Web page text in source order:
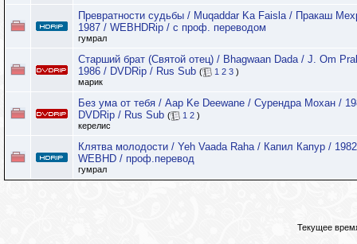
Превратности судьбы / Muqaddar Ka Faisla / Пракаш
1987 / WEBHDRip / с проф. переводом
гумрал
Старший брат (Святой отец) / Bhagwaan Dada / J. Om
1986 / DVDRip / Rus Sub ( 1 2 3 )
марик
Без ума от тебя / Aap Ke Deewane / Сурендра Мохан /
DVDRip / Rus Sub ( 1 2 )
керелис
Клятва молодости / Yeh Vaada Raha / Капил Капур /
WEBHD / проф.перевод
гумрал
Текущее